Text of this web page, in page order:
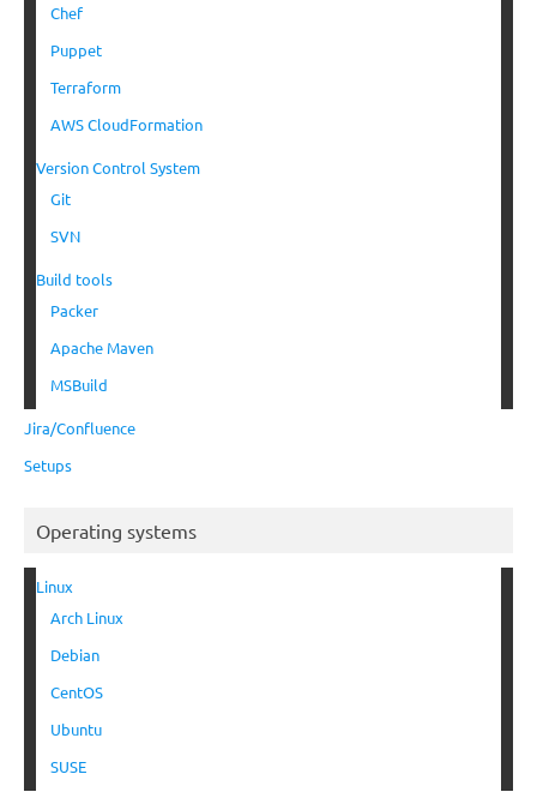
Chef
Puppet
Terraform
AWS CloudFormation
Version Control System
Git
SVN
Build tools
Packer
Apache Maven
MSBuild
Jira/Confluence
Setups
Operating systems
Linux
Arch Linux
Debian
CentOS
Ubuntu
SUSE